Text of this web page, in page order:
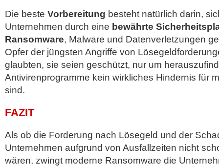
Die beste Vorbereitung besteht natürlich darin,
Unternehmen durch eine bewährte
Ransomware, Malware und Datenverletzungen
Opfer der jüngsten Angriffe von
glaubten, sie seien geschützt, nur um
Antivirenprogramme kein wirkliches Hindernis für
sind.
FAZIT
Als ob die Forderung nach Lösegeld und der
Unternehmen aufgrund von Ausfallzeiten nicht
wären, zwingt moderne Ransomware die